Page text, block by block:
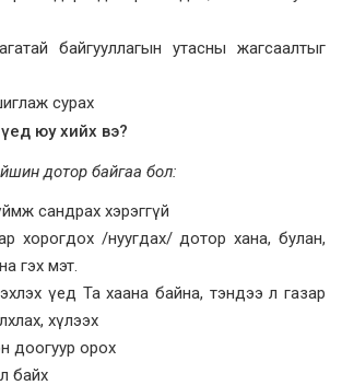
байгууллагын утасны жагсаалтыг
сурах
үед юу хийх вэ?
дотор байгаа бол:
сандрах хэрэггүй
хорогдох /нуугдах/ дотор хана, булан,
гэх мэт.
эхлэх үед Та хаана байна, тэндээ л газар
хүлээх
доогуур орох
байх